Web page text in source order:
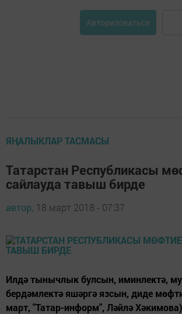
Авторизоваться
ЯҢАЛЫКЛАР ТАСМАСЫ
Татарстан Республикасы
сайлауда тавыш бирде
автор, 18 март 2018 - 07:37
Илдә тынычлык булсын, иминлектә,
бердәмлектә яшәргә язсын, диде
март, "Татар-информ", Ләйлә